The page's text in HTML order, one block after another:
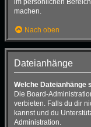
machen.
Nach oben
Dateianhänge
Welche Dateianhänge
Die Board-
verbieten. Falls du dir
kannst und du
Administration.